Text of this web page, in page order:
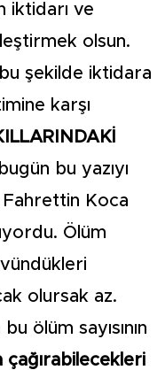
iktidarı ve
olsun.
şekilde iktidara
karşı
bu yazıyı
Fahrettin Koca
Ölüm
olursak az.
ölüm sayısının
çağırabilecekleri